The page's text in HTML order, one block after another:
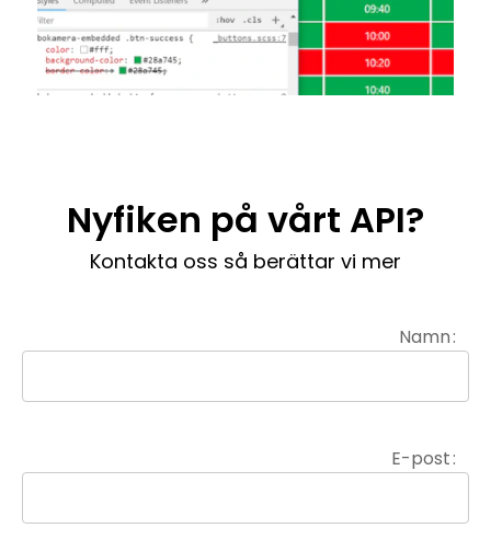
Nyfiken på vårt API?
Kontakta oss så berättar vi mer
Namn
E-post